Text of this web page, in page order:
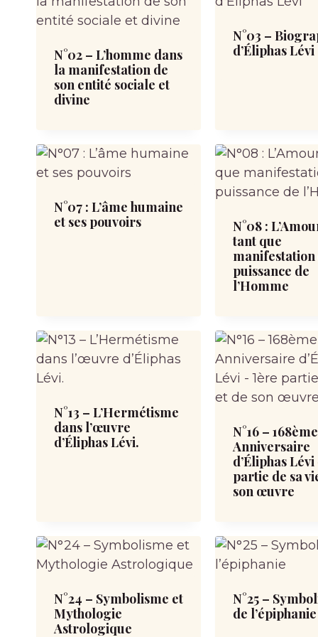
N°02 – L’homme dans
la manifestation de
son entité sociale et
divine
N°03 –
d’Éliphas Lévi
N°07 : L’âme humaine
et ses pouvoirs
N°08 :
tant que
manifestation
puissance de
l’Homme
N°13 – L’Hermétisme
dans l’œuvre
d’Éliphas Lévi.
N°16 – 168ème
Anniversaire
d’Éliphas Lévi
partie de sa
son œuvre
N°24 – Symbolisme et
Mythologie
Astrologique
N°25 –
de l’épiphanie